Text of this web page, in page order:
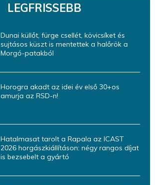
LEGFRISSEBB
Dunai küllőt, fürge csellét, kövicsíket és
sujtásos küszt is mentettek a halőrök a
Morgó-patakból
Horogra akadt az idei év első 30+os
amurja az RSD-n!
Hatalmasat tarolt a Rapala az ICAST
2026 horgászkiállításon: négy rangos díjat
is bezsebelt a gyártó